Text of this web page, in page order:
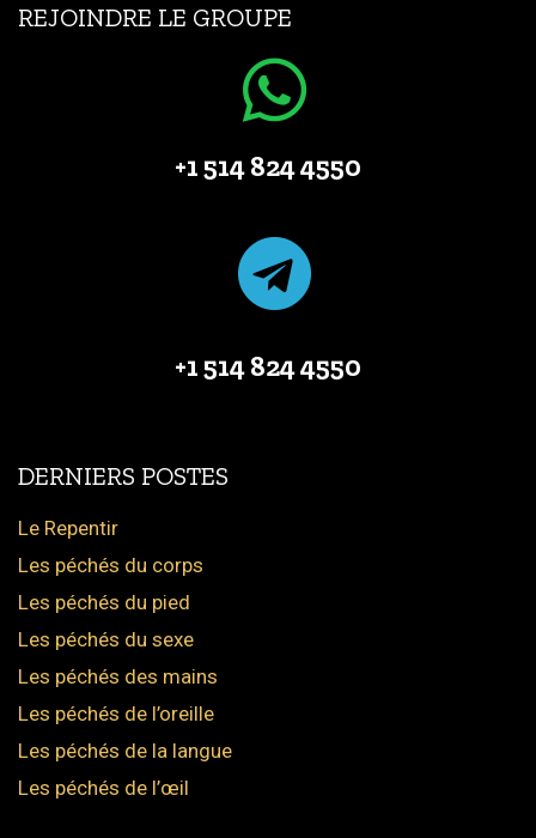
REJOINDRE LE GROUPE
+1 514 824 4550
+1 514 824 4550
DERNIERS POSTES
Le Repentir
Les péchés du corps
Les péchés du pied
Les péchés du sexe
Les péchés des mains
Les péchés de l’oreille
Les péchés de la langue
Les péchés de l’œil